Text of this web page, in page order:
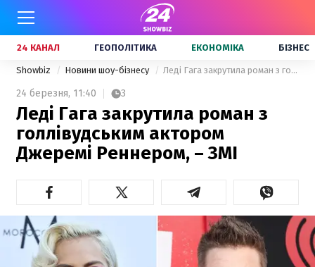
24 КАНАЛ ГЕОПОЛІТИКА ЕКОНОМІКА БІЗНЕС
Showbiz Новини шоу-бізнесу Леді Гага закрутила роман з голлівудським актором Джеремі Реннером, – ЗМІ
24 березня, 11:40 3
Леді Гага закрутила роман з
голлівудським актором
Джеремі Реннером, – ЗМІ